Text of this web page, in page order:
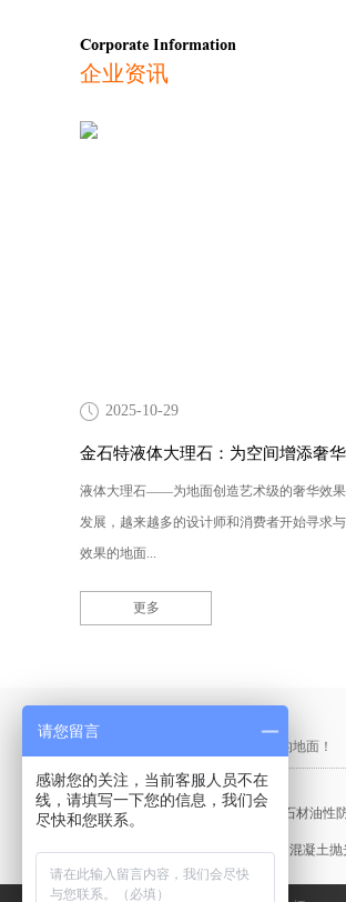
Corporate Information
企业资讯
2025-10-29
金石特液体大理石：为空间增添奢
液体大理石——为地面创造艺术级的奢华效
发展，越来越多的设计师和消费者开始寻求
效果的地面...
更多
产品采购直通车
做中国最硬的地坪，金石特钢化您的地面！
混凝土表面增强剂 石材油性
混凝土润色剂 混凝土抛
请您留言
感谢您的关注，当前客服人员不在
线，请填写一下您的信息，我们会
尽快和您联系。